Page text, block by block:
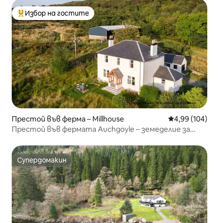
Най-популярен избор на гостите
Избор на гостите
Престой във ферма – Millhouse Средна
4,99 (104)
Престой във фермата Auchgoyle – земеделие за
Супердомакин
Супердомакин